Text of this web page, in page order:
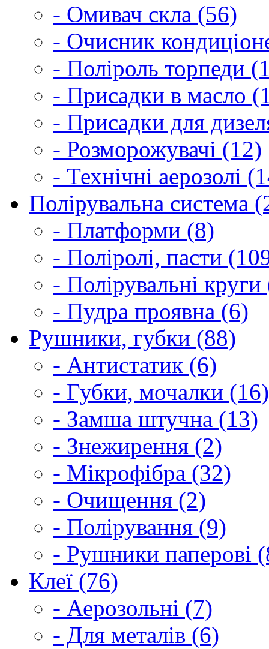
- Омивач скла (56)
- Очисник
- Поліроль торпеди
- Присадки в масло
- Присадки для
- Розморожувачі (12)
- Технічні аерозолі
Полірувальна система
- Платформи (8)
- Поліролі, пасти
- Полірувальні
- Пудра проявна (6)
Рушники, губки (88)
- Антистатик (6)
- Губки, мочалки (16)
- Замша штучна (13)
- Знежирення (2)
- Мікрофібра (32)
- Очищення (2)
- Полірування (9)
- Рушники паперові
Клеї (76)
- Аерозольні (7)
- Для металів (6)